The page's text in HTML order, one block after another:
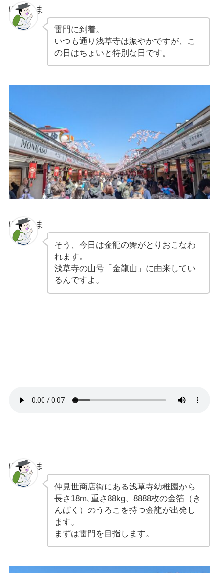
ぽちゃま
雷門に到着。
いつも通り浅草寺は賑やかですが、こ
の日はちょいと特別な日です。
ぽちゃま
そう、今日は金龍の舞がとりおこなわ
れます。
浅草寺の山号「金龍山」に由来してい
るんですよ。
ぽちゃま
仲見世商店街にある浅草寺幼稚園から
長さ18m､重さ88kg、8888枚の金箔（き
んぱく）のうろこを持つ金龍が出発し
ます。
まずは雷門を目指します。